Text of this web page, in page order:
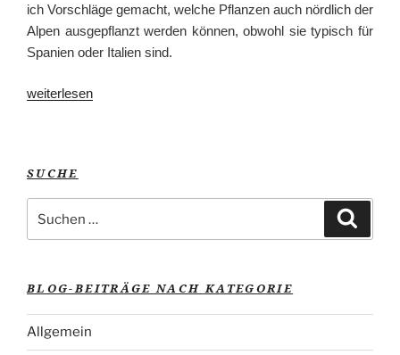
ich Vorschläge gemacht, welche Pflanzen auch nördlich der
Alpen ausgepflanzt werden können, obwohl sie typisch für
Spanien oder Italien sind.
„Mediterrane
weiterlesen
SUCHE
nach:
BLOG-BEITRÄGE NACH KATEGORIE
Allgemein